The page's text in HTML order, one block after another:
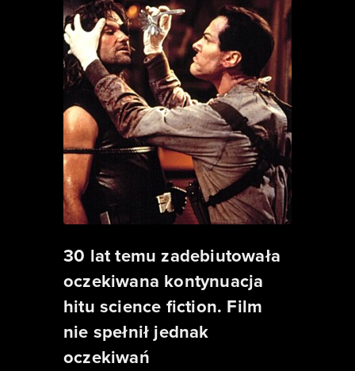
30 lat temu zadebiutowała
oczekiwana kontynuacja
hitu science fiction. Film
nie spełnił jednak
oczekiwań